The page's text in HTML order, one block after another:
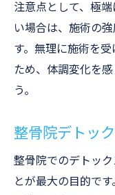
注意点として、極
い場合は、施術の
す。無理に施術を
ため、体調変化を
う。
整骨院デトッ
整骨院でのデトッ
とが最大の目的で